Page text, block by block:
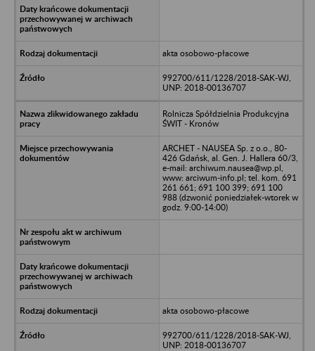
akta osobowo-płacowe
992700/611/1228/2018-SAK-WJ,
UNP: 2018-00136707
Rolnicza Spółdzielnia Produkcyjna
ŚWIT - Kronów
ARCHET - NAUSEA Sp. z o.o., 80-
426 Gdańsk, al. Gen. J. Hallera 60/3,
e-mail: archiwum.nausea@wp.pl,
www: arciwum-info.pl; tel. kom. 691
261 661; 691 100 399; 691 100
988 (dzwonić poniedziałek-wtorek w
godz. 9:00-14:00)
akta osobowo-płacowe
992700/611/1228/2018-SAK-WJ,
UNP: 2018-00136707